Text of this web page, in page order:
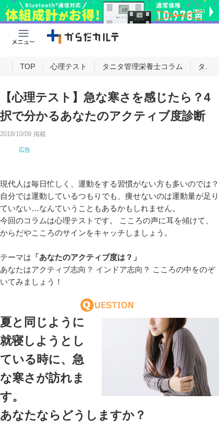
TOP 心理テスト タニタ管理栄養士コラム タニ
【心理テスト】急な寒さを感じたら？4
択で分かるあなたのアクティブ度診断
2018/10/09 掲載
現代人は毎日忙しく、運動をする習慣がない方も多いのでは？
自分では運動しているつもりでも、痩せないのは運動量が足り
ていない…なんていうこともあるかもしれません。
今回のコラムは心理テストです。 こころの声に耳を傾けて、
からだやこころのサインをキャッチしましょう。
テーマは 「あなたのアクティブ度は？」
あなたはアクティブ志向？ インドア志向？ こころの中をのぞ
いてみましょう！
夏と同じように
就寝しようとし
ている時に、急
な寒さが訪れま
す。
あなたならどうしますか？